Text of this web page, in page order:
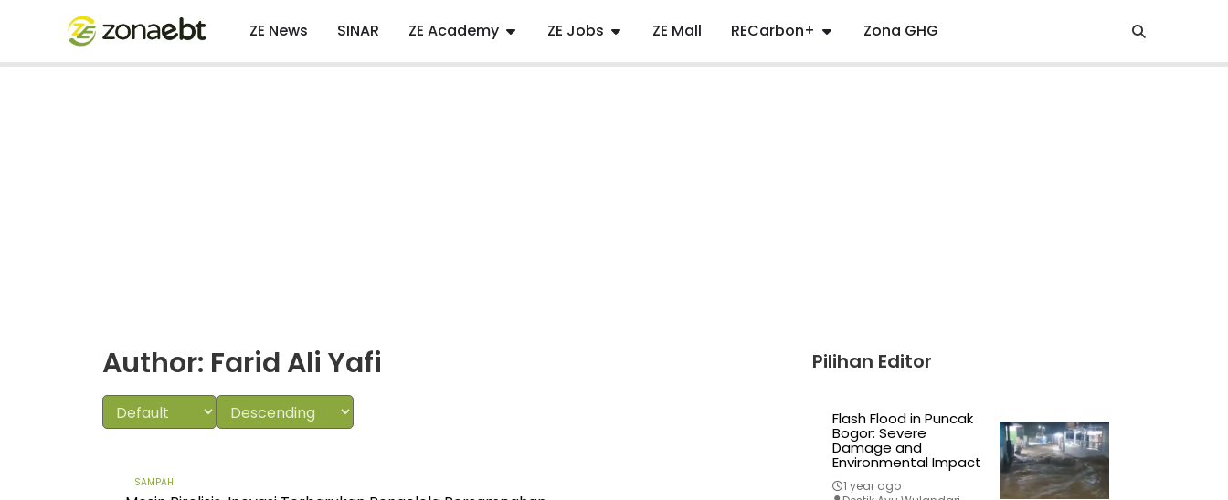
ZE News SINAR ZE Academy ZE Jobs ZE Mall RECarbon+ Zona GHG
Author: Farid Ali Yafi
SAMPAH
Pilihan Editor
Flash Flood in Puncak
Bogor: Severe
Damage and
Environmental Impact
1 year ago